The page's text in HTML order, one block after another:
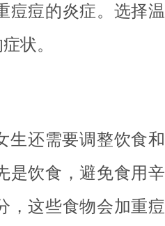
痘痘的炎症。选择温
状。
生还需要调整饮食和
是饮食，避免食用辛
，这些食物会加重痘